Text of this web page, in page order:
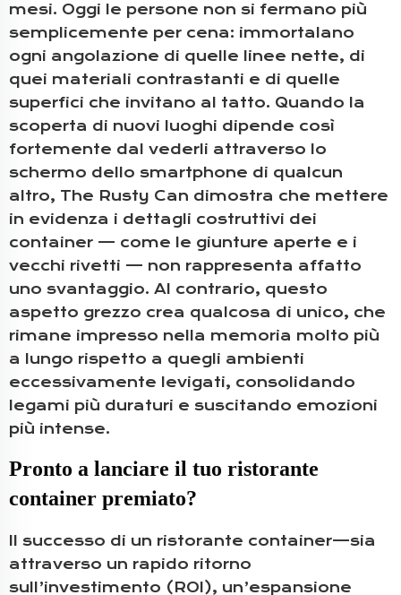
mesi. Oggi le persone non si fermano più
semplicemente per cena: immortalano
ogni angolazione di quelle linee nette, di
quei materiali contrastanti e di quelle
superfici che invitano al tatto. Quando la
scoperta di nuovi luoghi dipende così
fortemente dal vederli attraverso lo
schermo dello smartphone di qualcun
altro, The Rusty Can dimostra che mettere
in evidenza i dettagli costruttivi dei
container — come le giunture aperte e i
vecchi rivetti — non rappresenta affatto
uno svantaggio. Al contrario, questo
aspetto grezzo crea qualcosa di unico, che
rimane impresso nella memoria molto più
a lungo rispetto a quegli ambienti
eccessivamente levigati, consolidando
legami più duraturi e suscitando emozioni
più intense.
Pronto a lanciare il tuo ristorante
container premiato?
Il successo di un ristorante container—sia
attraverso un rapido ritorno
sull’investimento (ROI), un’espansione